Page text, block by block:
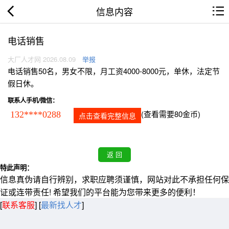
信息内容
电话销售
大厂人才网 2026.08.09 举报
电话销售50名，男女不限，月工资4000-8000元，单休，法定节
假日休。
联系人手机/微信：
132****0288 点击查看完整信息 (查看需要80金币)
特此声明：
信息真伪请自行辨别，求职应聘须谨慎，网站对此不承担任何保
证或连带责任! 希望我们的平台能为您带来更多的便利！
[联系客服] [最新找人才]